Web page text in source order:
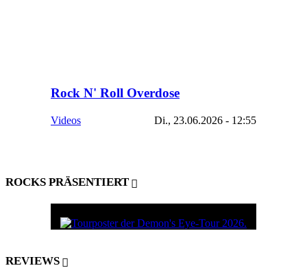
Rock N' Roll Overdose
Videos Di., 23.06.2026 - 12:55
ROCKS PRÄSENTIERT
REVIEWS